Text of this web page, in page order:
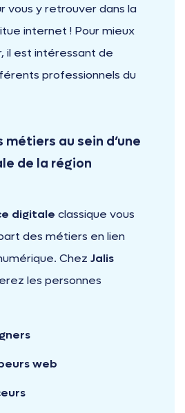
vous y retrouver dans la
internet ! Pour mieux
il est intéressant de
professionnels du
au sein d’une
de la région
digitale classique vous
des métiers en lien
Chez Jalis
les personnes
web